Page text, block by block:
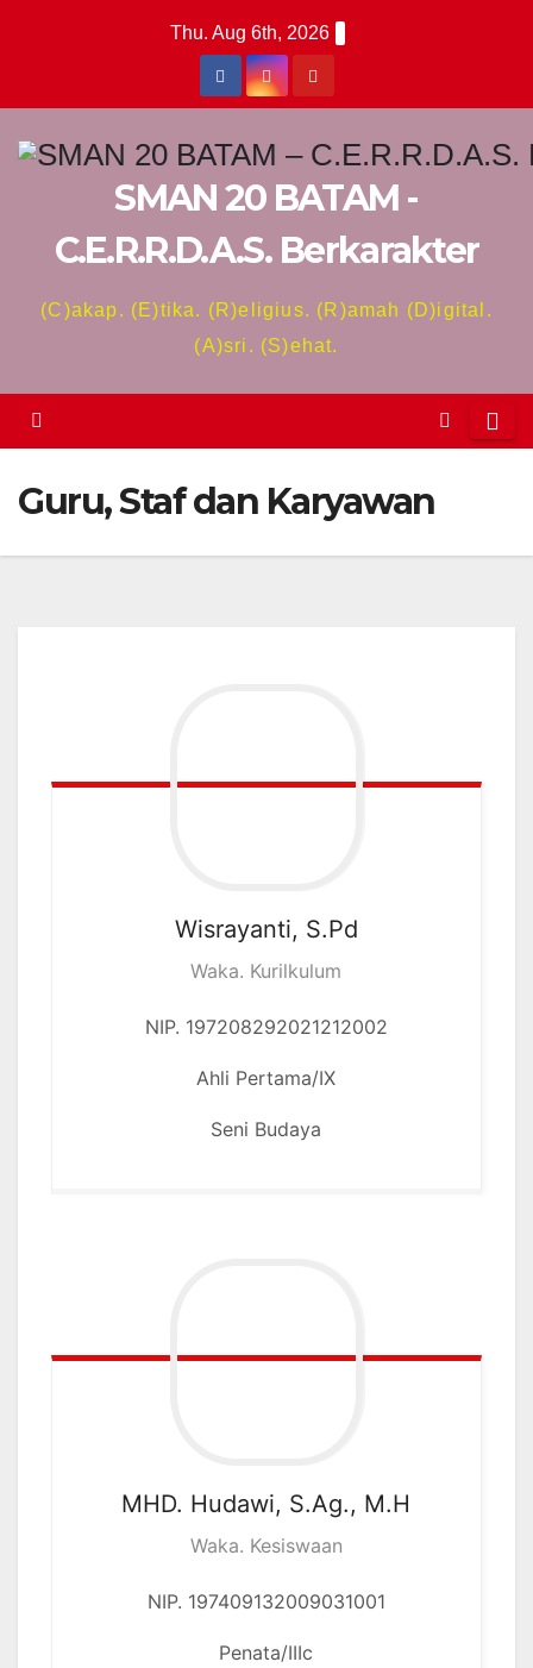
Thu. Aug 6th, 2026
SMAN 20 BATAM -
C.E.R.R.D.A.S. Berkarakter
(C)akap. (E)tika. (R)eligius. (R)amah (D)igital.
(A)sri. (S)ehat.
Guru, Staf dan Karyawan
Wisrayanti, S.Pd
Waka. Kurilkulum
NIP. 197208292021212002
Ahli Pertama/IX
Seni Budaya
MHD. Hudawi, S.Ag., M.H
Waka. Kesiswaan
NIP. 197409132009031001
Penata/IIIc